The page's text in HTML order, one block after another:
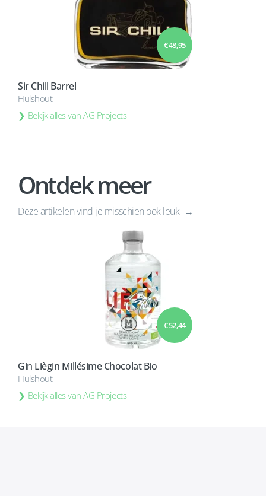
€ 48,95
Sir Chill Barrel
Hulshout
Bekijk alles van AG Projects
€ 52,44
Gin Liègin Millésime Chocolat Bio
Hulshout
Bekijk alles van AG Projects
Ontdek meer
Deze artikelen vind je misschien ook leuk